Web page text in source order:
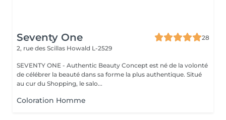
Seventy One
28
2, rue des Scillas Howald L-2529
SEVENTY ONE - Authentic Beauty Concept est né de la volonté
de célébrer la beauté dans sa forme la plus authentique. Situé
au cur du Shopping, le salo...
Coloration Homme